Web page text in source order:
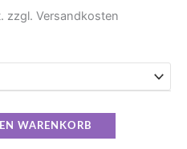
zzgl. Versandkosten
WARENKORB